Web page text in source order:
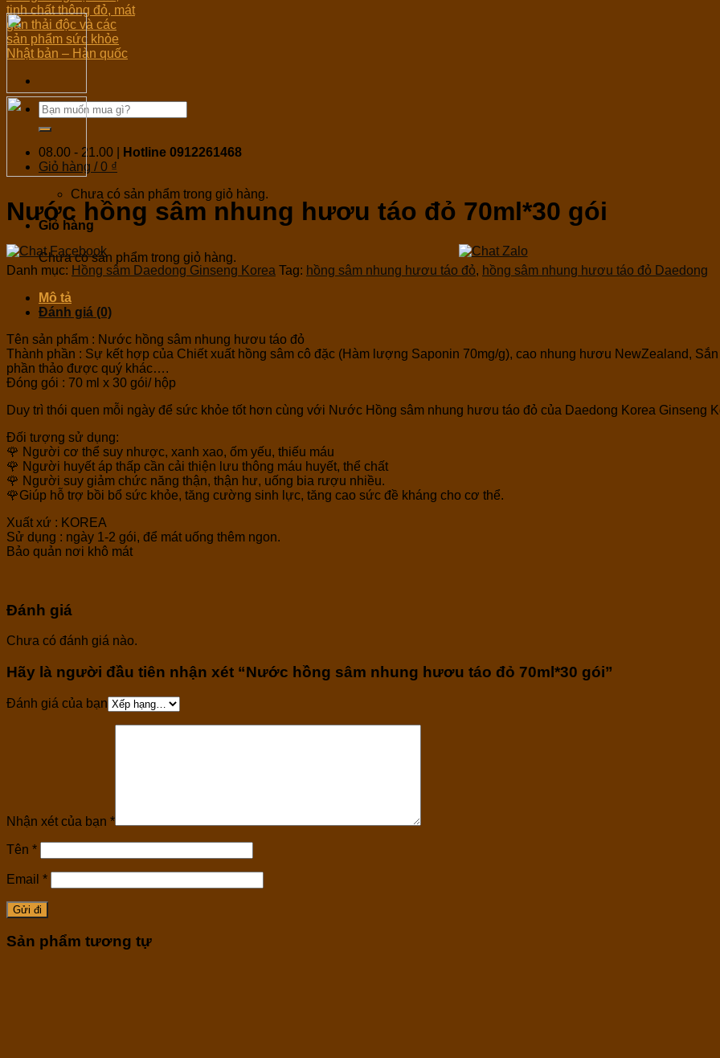
08.00 - 21.00 |
Hotline 0912261468
Giỏ hàng /0 ₫
Chưa có sản phẩm trong giỏ hàng.
Giỏ hàng
Chưa có sản phẩm trong giỏ hàng.
Nước hồng sâm nhung hươu táo đỏ 70ml*30 gói
Danh mục: Hồng sâm Daedong Ginseng Korea Tag: hồng sâm nhung hươu táo đỏ, hồng sâm nhung hươu táo đỏ Daedong
Mô tả
Đánh giá (0)
Tên sản phẩm : Nước hồng sâm nhung hươu táo đỏ
Thành phần : Sự kết hợp của Chiết xuất hồng sâm cô đặc (Hàm lượng Saponin 70mg/g), cao nhung hươu NewZealand,
phần thảo được quý khác….
Đóng gói : 70 ml x 30 gói/ hộp
Duy trì thói quen mỗi ngày để sức khỏe tốt hơn cùng với Nước Hồng sâm nhung hươu táo đỏ của Daedong Korea Ginseng
Đối tượng sử dụng:
🌹 Người cơ thể suy nhược, xanh xao, ốm yếu, thiếu máu
🌹 Người huyết áp thấp cần cải thiện lưu thông máu huyết, thể chất
🌹 Người suy giảm chức năng thận, thận hư, uống bia rượu nhiều.
🌹Giúp hỗ trợ bồi bổ sức khỏe, tăng cường sinh lực, tăng cao sức đề kháng cho cơ thể.
Xuất xứ : KOREA
Sử dụng : ngày 1-2 gói, để mát uống thêm ngon.
Bảo quản nơi khô mát
Đánh giá
Chưa có đánh giá nào.
Hãy là người đầu tiên nhận xét “Nước hồng sâm nhung hươu táo đỏ 70ml*30 gói”
Đánh giá của bạn
Nhận xét của bạn *
Tên *
Email *
Sản phẩm tương tự